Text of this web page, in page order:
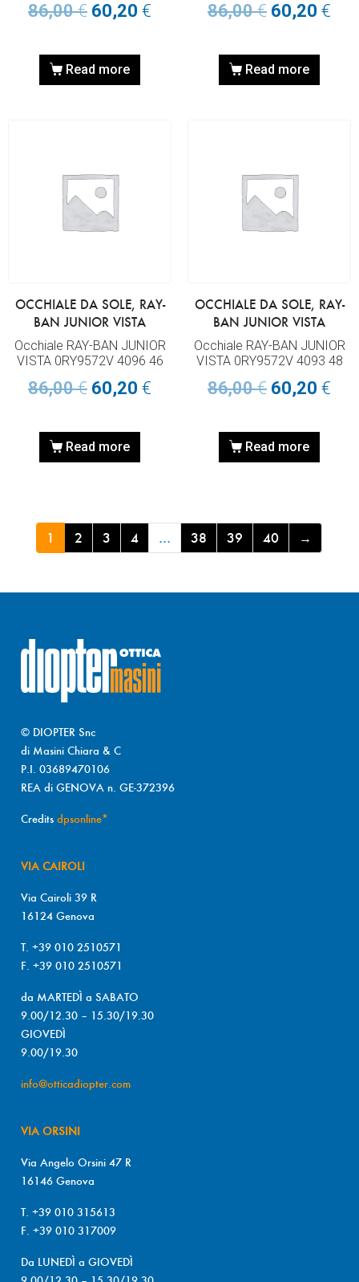
86,00€ 60,20 €
Read more
86,00€ 60,20 €
Read more
OCCHIALE DA SOLE, RAY-
BAN JUNIOR VISTA
Occhiale RAY-BAN JUNIOR
VISTA 0RY9572V 4096 46
86,00€ 60,20 €
Read more
OCCHIALE DA SOLE, RAY-
BAN JUNIOR VISTA
Occhiale RAY-BAN JUNIOR
VISTA 0RY9572V 4093 48
86,00€ 60,20 €
Read more
1 2 3 4 … 38 39 40 →
© DIOPTER Snc
di Masini Chiara & C
P.I. 03689470106
REA di GENOVA n. GE-372396
Credits dpsonline*
VIA CAIROLI
Via Cairoli 39 R
16124 Genova
T. +39 010 2510571
F. +39 010 2510571
da MARTEDÌ a SABATO
9.00/12.30 – 15.30/19.30
GIOVEDÌ
9.00/19.30
info@otticadiopter.com
VIA ORSINI
Via Angelo Orsini 47 R
16146 Genova
T. +39 010 315613
F. +39 010 317009
Da LUNEDÌ a GIOVEDÌ